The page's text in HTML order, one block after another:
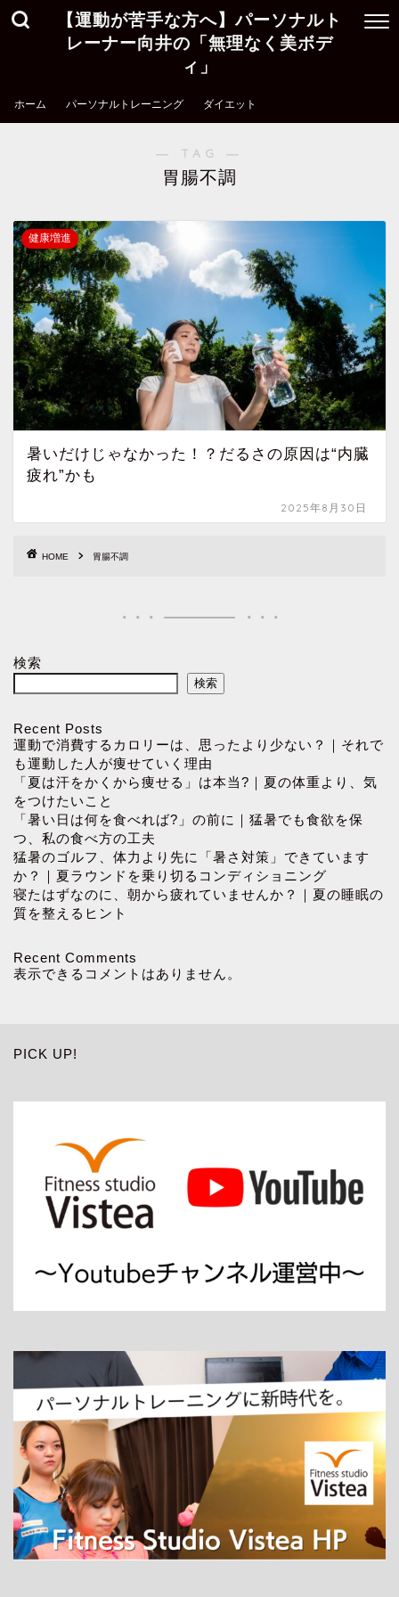
【運動が苦手な方へ】パーソナルト
レーナー向井の「無理なく美ボデ
ィ」
ホーム パーソナルトレーニング ダイエット
― TAG ―
胃腸不調
健康増進
暑いだけじゃなかった！？だるさの原因は“内臓
疲れ”かも
2025年8月30日
HOME 胃腸不調
検索
検索
Recent Posts
運動で消費するカロリーは、思ったより少ない？｜それで
も運動した人が痩せていく理由
「夏は汗をかくから痩せる」は本当?｜夏の体重より、気
をつけたいこと
「暑い日は何を食べれば?」の前に｜猛暑でも食欲を保
つ、私の食べ方の工夫
猛暑のゴルフ、体力より先に「暑さ対策」できています
か？｜夏ラウンドを乗り切るコンディショニング
寝たはずなのに、朝から疲れていませんか？｜夏の睡眠の
質を整えるヒント
Recent Comments
表示できるコメントはありません。
PICK UP!
ホーム
パーソナルトレーニング
ダイエット